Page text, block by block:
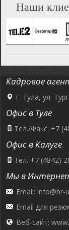
Наши
Кадровое
г. Тула, ул.
Офис в Туле
Тел./Факс. +7
Офис в Калуге
Тел. +7 (4842)
Мы в
Email: info@hr-
Email для
Веб-сайт: